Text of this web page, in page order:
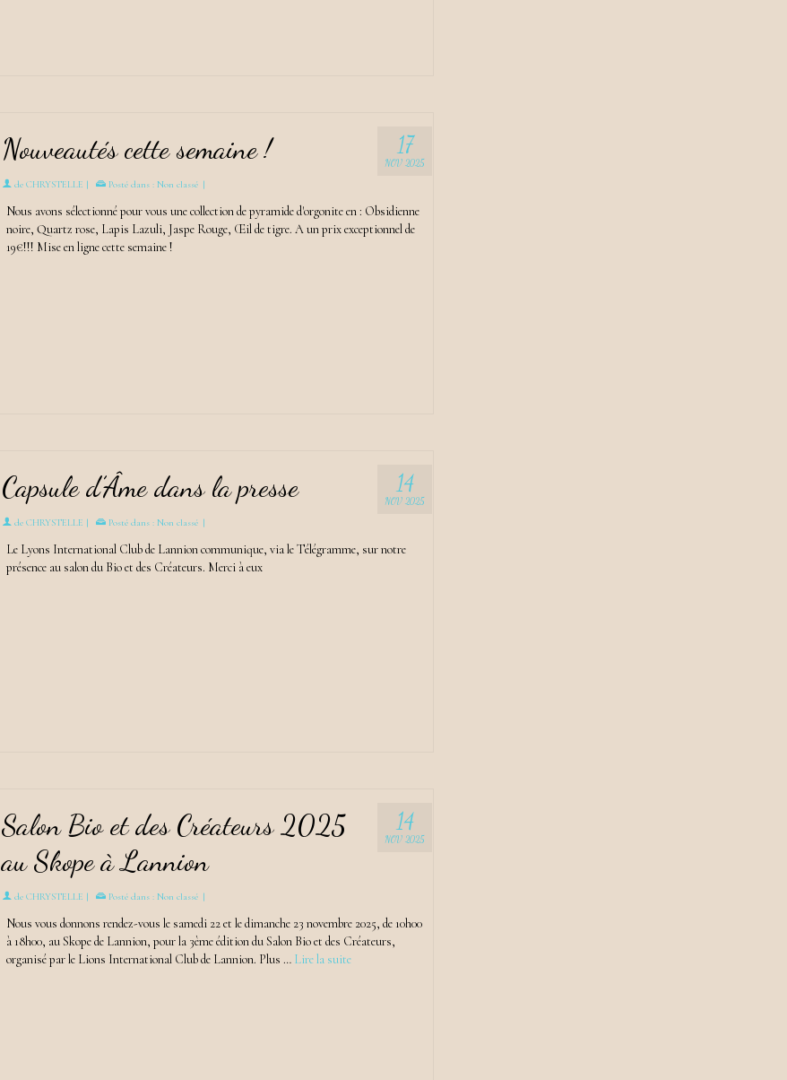
17
NOV 2025
Nouveautés cette semaine !
de CHRYSTELLE | Posté dans : Non classé |
Nous avons sélectionné pour vous une collection de pyramide d'orgonite en : Obsidienne
noire, Quartz rose, Lapis Lazuli, Jaspe Rouge, Œil de tigre. A un prix exceptionnel de
19€!!! Mise en ligne cette semaine !
14
NOV 2025
Capsule d’Âme dans la presse
de CHRYSTELLE | Posté dans : Non classé |
Le Lyons International Club de Lannion communique, via le Télégramme, sur notre
présence au salon du Bio et des Créateurs. Merci à eux
14
NOV 2025
Salon Bio et des Créateurs 2025
au Skope à Lannion
de CHRYSTELLE | Posté dans : Non classé |
Nous vous donnons rendez-vous le samedi 22 et le dimanche 23 novembre 2025, de 10h00
à 18h00, au Skope de Lannion, pour la 3ème édition du Salon Bio et des Créateurs,
organisé par le Lions International Club de Lannion. Plus … Lire la suite